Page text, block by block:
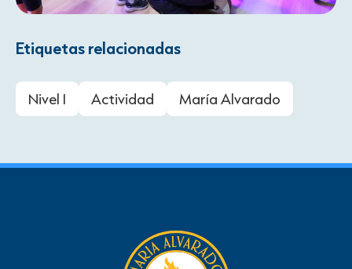
Etiquetas relacionadas
Nivel I Actividad María Alvarado